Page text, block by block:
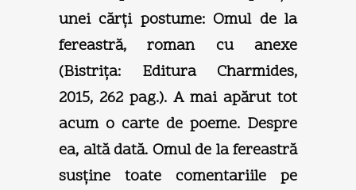
unei cărţi postume: Omul de la
fereastră, roman cu anexe
(Bistriţa: Editura Charmides,
2015, 262 pag.). A mai apărut tot
acum o carte de poeme. Despre
ea, altă dată. Omul de la fereastră
susţine toate comentariile pe